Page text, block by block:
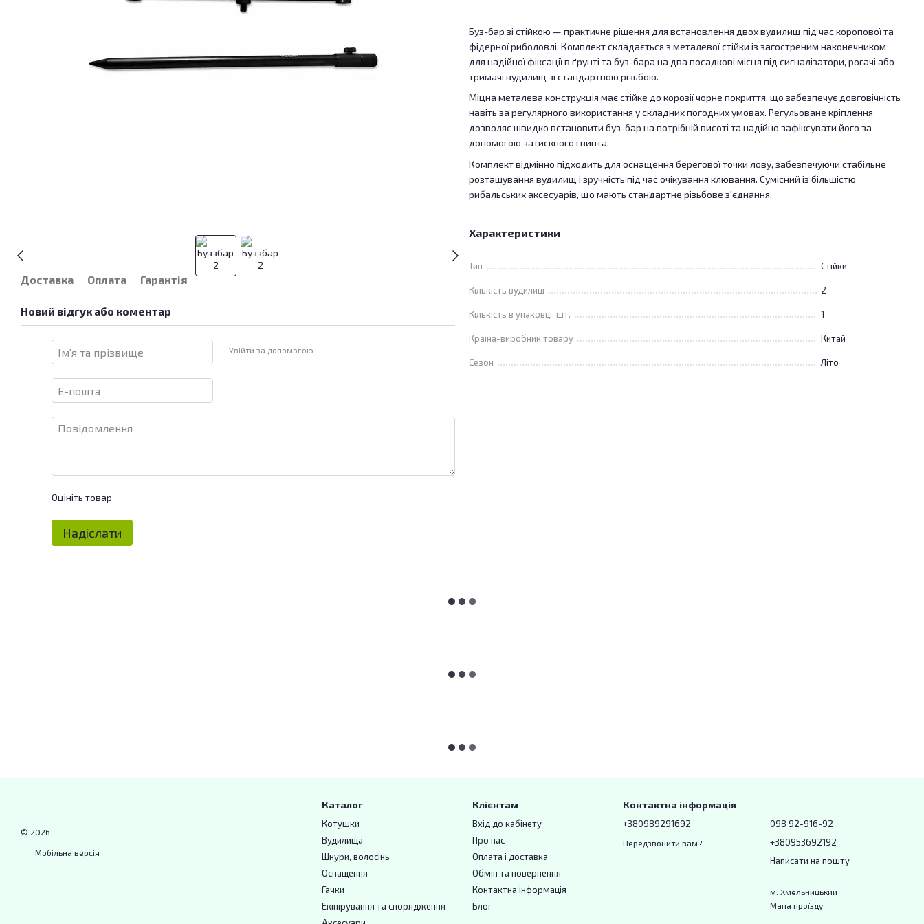
Доставка Оплата Гарантія
Новий відгук або коментар
Увійти за допомогою
Оцініть товар
Надіслати
Буз-бар зі стійкою — практичне рішення для встановлення двох вудилищ під час коропової та
фідерної риболовлі. Комплект складається з металевої стійки із загостреним наконечником
для надійної фіксації в ґрунті та буз-бара на два посадкові місця під сигналізатори, рогачі або
тримачі вудилищ зі стандартною різьбою.
Міцна металева конструкція має стійке до корозії чорне покриття, що забезпечує довговічність
навіть за регулярного використання у складних погодних умовах. Регульоване кріплення
дозволяє швидко встановити буз-бар на потрібній висоті та надійно зафіксувати його за
допомогою затискного гвинта.
Комплект відмінно підходить для оснащення берегової точки лову, забезпечуючи стабільне
розташування вудилищ і зручність під час очікування клювання. Сумісний із більшістю
рибальських аксесуарів, що мають стандартне різьбове з'єднання.
Характеристики
Тип Стійки
Кількість вудилищ 2
Кількість в упаковці, шт. 1
Країна-виробник товару Китай
Сезон Літо
© 2026
Мобільна версія
Каталог
Котушки
Вудилища
Шнури, волосінь
Оснащення
Гачки
Екіпірування та спорядження
Клієнтам
Вхід до кабінету
Про нас
Оплата і доставка
Обмін та повернення
Контактна інформація
Блог
Контактна інформація
+380989291692
Передзвонити вам?
098 92-916-92
+380953692192
Написати на пошту
м. Хмельницький
Мапа проїзду